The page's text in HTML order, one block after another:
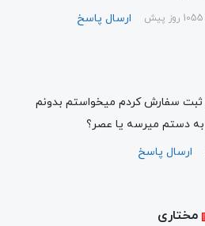
ارسال پاسخ
سفارش کردم میخواستم بدونم
دستم میرسه یا عصر؟
ارسال پاسخ
مختاری